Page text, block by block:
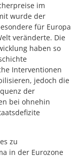
im
wurde der
für Europa
veränderte. Die
haben so
Interventionen
jedoch die
der
bei ohnehin
zu
in der Eurozone